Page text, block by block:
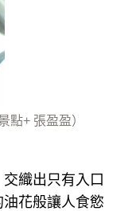
+ 張盈盈）
織出只有入口
花般讓人食慾